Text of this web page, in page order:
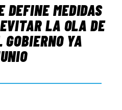
DEFINE MEDIDAS
LA OLA DE
GOBIERNO YA